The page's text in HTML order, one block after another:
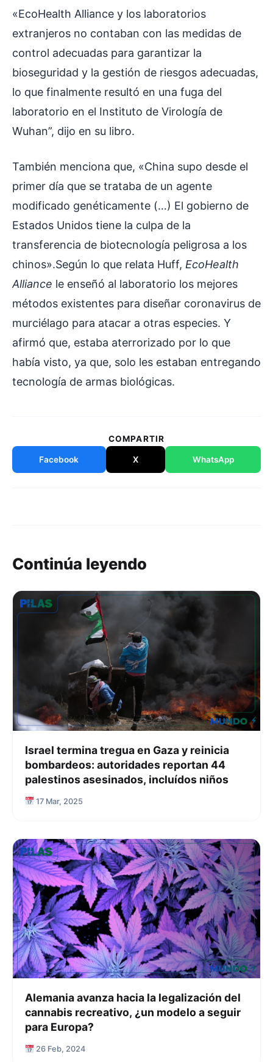
«EcoHealth Alliance y los laboratorios
extranjeros no contaban con las medidas de
control adecuadas para garantizar la
bioseguridad y la gestión de riesgos adecuadas,
lo que finalmente resultó en una fuga del
laboratorio en el Instituto de Virología de
Wuhan”, dijo en su libro.
También menciona que, «China supo desde el
primer día que se trataba de un agente
modificado genéticamente (…) El gobierno de
Estados Unidos tiene la culpa de la
transferencia de biotecnología peligrosa a los
chinos».Según lo que relata Huff, EcoHealth
Alliance le enseñó al laboratorio los mejores
métodos existentes para diseñar coronavirus de
murciélago para atacar a otras especies. Y
afirmó que, estaba aterrorizado por lo que
había visto, ya que, solo les estaban entregando
tecnología de armas biológicas.
COMPARTIR
Facebook X WhatsApp
Continúa leyendo
Israel termina tregua en Gaza y reinicia
bombardeos: autoridades reportan 44
palestinos asesinados, incluídos niños
17 Mar, 2025
Alemania avanza hacia la legalización del
cannabis recreativo, ¿un modelo a seguir
para Europa?
26 Feb, 2024